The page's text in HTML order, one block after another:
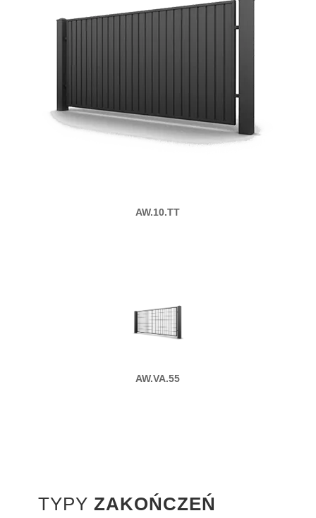
AW.10.TT
AW.VA.55
TYPY ZAKOŃCZEŃ